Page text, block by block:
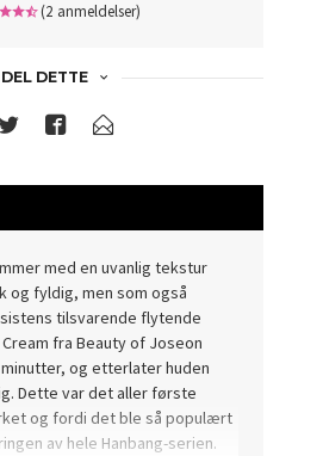
(2 anmeldelser)
DEL DETTE
med en uvanlig tekstur
og fyldig, men som også
tilsvarende flytende
fra Beauty of Joseon
og etterlater huden
Dette var det aller første
og fordi det ble så populært
av hele Hanbang-serien.